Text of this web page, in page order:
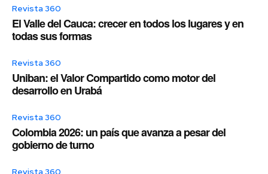
Revista 360
El Valle del Cauca: crecer en todos los lugares y en
todas sus formas
Revista 360
Uniban: el Valor Compartido como motor del
desarrollo en Urabá
Revista 360
Colombia 2026: un país que avanza a pesar del
gobierno de turno